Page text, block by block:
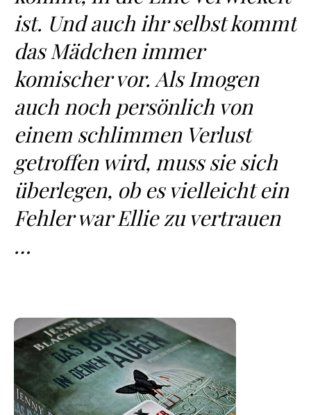
ist. Und auch ihr selbst kommt
das Mädchen immer
komischer vor. Als Imogen
auch noch persönlich von
einem schlimmen Verlust
getroffen wird, muss sie sich
überlegen, ob es vielleicht ein
Fehler war Ellie zu vertrauen
…